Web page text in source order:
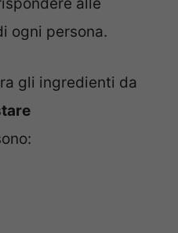
alle
ogni persona.
gli ingredienti da